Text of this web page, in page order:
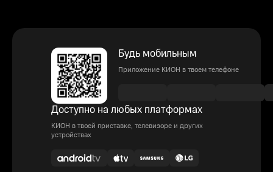
Будь мобильным
Приложение КИОН в твоем телефоне
Доступно на любых платформах
КИОН в твоей приставке, телевизоре и других
устройствах